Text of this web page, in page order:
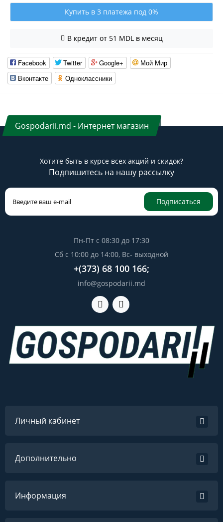
Купить в 3 платежа под 0%
В кредит от 51 MDL в месяц
Facebook Twitter Google+
Мой Мир
Вконтакте
Одноклассники
Gospodarii.md - Интернет магазин
Хотите быть в курсе всех акций и скидок?
Подпишитесь на нашу рассылку
Подписаться
Пн-Пт с 08:30 до 17:30
Сб с 10:00 до 14:00, Вс- выходной
+(373) 68 100 166;
info@gospodarii.md
Личный кабинет
Дополнительно
Информация